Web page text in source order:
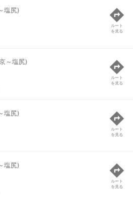
塩尻)
ルート
を見る
～塩尻)
ルート
を見る
塩尻)
ルート
を見る
塩尻)
ルート
を見る